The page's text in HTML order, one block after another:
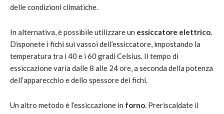
delle condizioni climatiche.
In alternativa, è possibile utilizzare un essiccatore elettrico.
Disponete i fichi sui vassoi dell’essiccatore, impostando la
temperatura tra i 40 e i 60 gradi Celsius. Il tempo di
essiccazione varia dalle 8 alle 24 ore, a seconda della potenza
dell’apparecchio e dello spessore dei fichi.
Un altro metodo è l’essiccazione in forno. Preriscaldate il